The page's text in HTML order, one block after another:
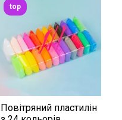
Повітряний пластилін
top